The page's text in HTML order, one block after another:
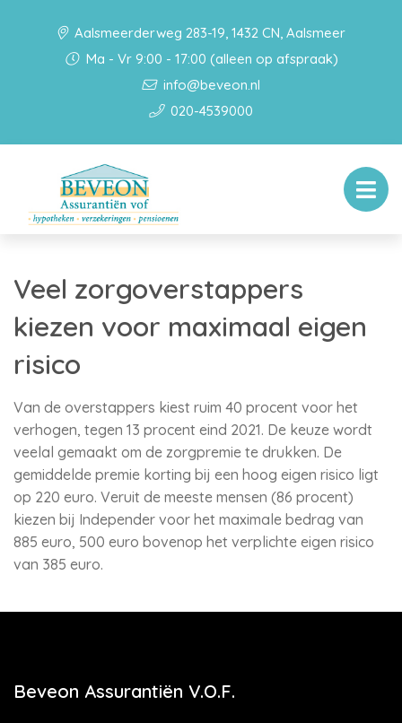
Aalsmeerderweg 283-19, 1432 CN, Aalsmeer
Ma - Vr 9:00 - 17:00 (alleen op afspraak)
info@beveon.nl
020-4539000
Veel zorgoverstappers
kiezen voor maximaal eigen
risico
Van de overstappers kiest ruim 40 procent voor het
verhogen, tegen 13 procent eind 2021. De keuze wordt
veelal gemaakt om de zorgpremie te drukken. De
gemiddelde premie korting bij een hoog eigen risico ligt
op 220 euro. Veruit de meeste mensen (86 procent)
kiezen bij Independer voor het maximale bedrag van
885 euro, 500 euro bovenop het verplichte eigen risico
van 385 euro.
Beveon Assurantiën V.O.F.